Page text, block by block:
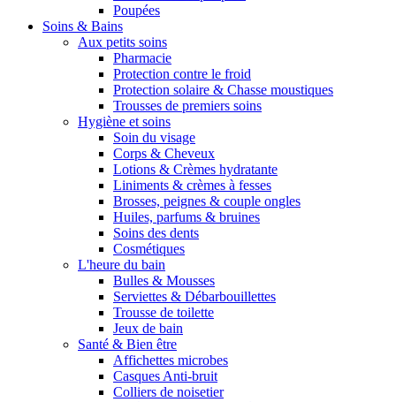
Poupées
Soins & Bains
Aux petits soins
Pharmacie
Protection contre le froid
Protection solaire & Chasse moustiques
Trousses de premiers soins
Hygiène et soins
Soin du visage
Corps & Cheveux
Lotions & Crèmes hydratante
Liniments & crèmes à fesses
Brosses, peignes & couple ongles
Huiles, parfums & bruines
Soins des dents
Cosmétiques
L'heure du bain
Bulles & Mousses
Serviettes & Débarbouillettes
Trousse de toilette
Jeux de bain
Santé & Bien être
Affichettes microbes
Casques Anti-bruit
Colliers de noisetier